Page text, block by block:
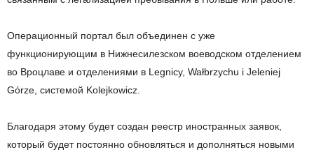
Операционный портал был объединен с уже
функционирующим в Нижнесилезском воеводском отделением
во Вроцлаве и отделениями в Legnicy, Wałbrzychu i Jeleniej
Górze, системой Kolejkowicz.
Благодаря этому будет создан реестр иностранных заявок,
который будет постоянно обновляться и дополняться новыми